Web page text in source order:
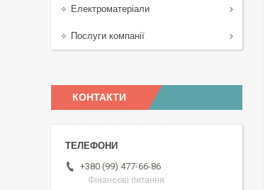
Електроматеріали
Послуги компанії
КОНТАКТИ
+380 (99) 477-66-86
Фінансові питання